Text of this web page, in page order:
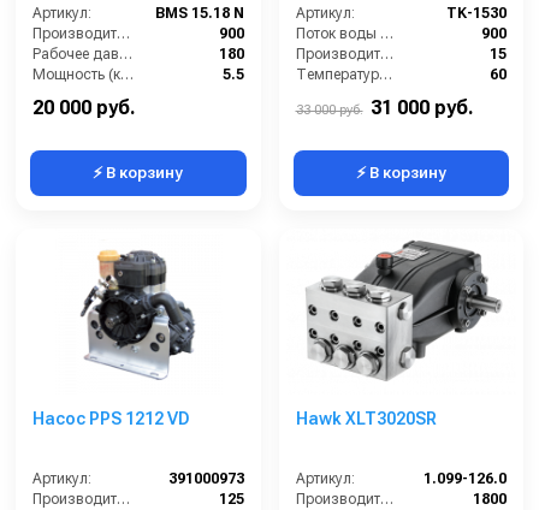
Артикул:
BMS 15.18 N
Производительность (л/ч):
900
Рабочее давление (бар):
180
Мощность (кВт):
5.5
20 000 руб.
⚡ В корзину
Артикул:
TK-1530
Поток воды (л/час):
900
Производительность (л/мин):
15
Температура (°C):
60
33 000 руб. 31 000 руб.
⚡ В корзину
Насос PPS 1212 VD
Артикул:
391000973
Производительность (л/мин):
125
Hawk XLT3020SR
Артикул:
1.099-126.0
Производительность (л/ч):
1800